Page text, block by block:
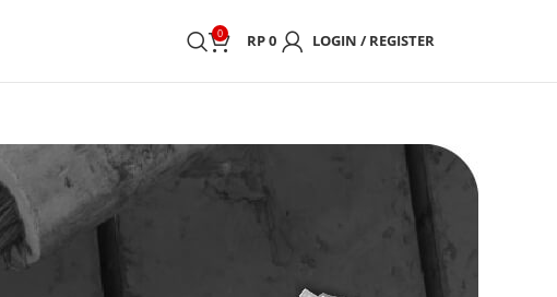
0 RP0 LOGIN / REGISTER